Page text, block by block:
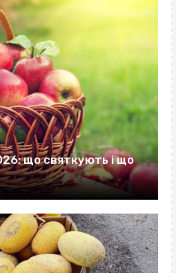
що святкують і що